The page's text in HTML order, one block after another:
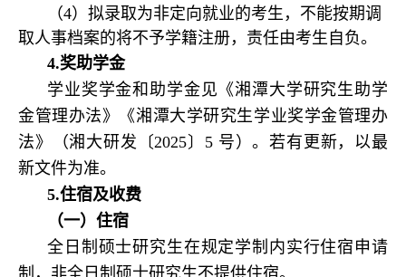
（4）拟录取为非定向就业的考生，不能按期调
取人事档案的将不予学籍注册，责任由考生自负。
4.奖助学金
学业奖学金和助学金见《湘潭大学研究生助学
金管理办法》《湘潭大学研究生学业奖学金管理办
法》（湘大研发〔2025〕5 号）。若有更新，以最
新文件为准。
5.住宿及收费
（一）住宿
全日制硕士研究生在规定学制内实行住宿申请